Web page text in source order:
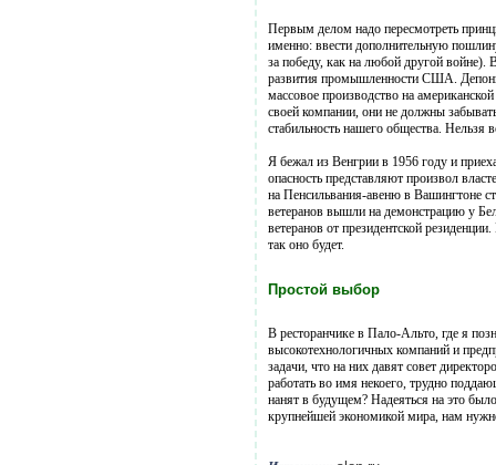
Первым делом надо пересмотреть
именно: ввести дополнительную
за победу, как на любой другой
развития промышленности США.
массовое производство на
своей компании, они не должны
стабильность нашего общества. Нельзя
Я бежал из Венгрии в 1956 году и
опасность представляют произвол
на Пенсильвания-авеню в Вашингтоне
ветеранов вышли на демонстрацию у
ветеранов от президентской
так оно будет.
Простой выбор
В ресторанчике в Пало-Альто, где я
высокотехнологичных компаний и
задачи, что на них давят совет
работать во имя некоего, трудно
нанят в будущем? Надеяться на это
крупнейшей экономикой мира, нам